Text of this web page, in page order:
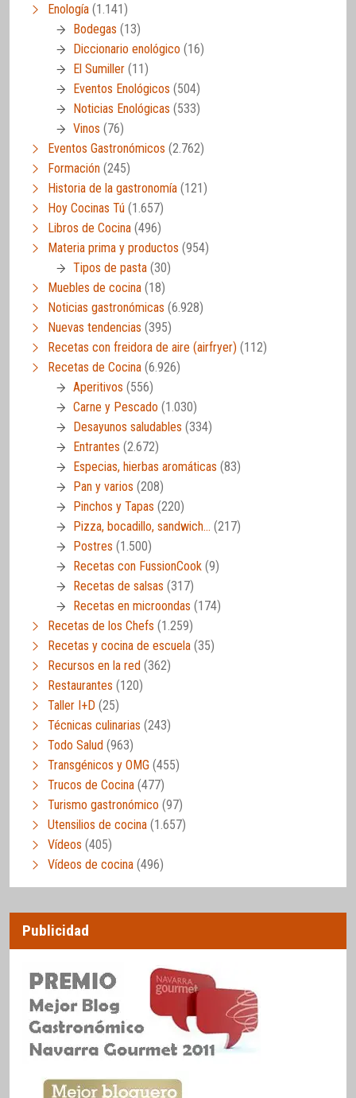
Enología (1.141)
Bodegas (13)
Diccionario enológico (16)
El Sumiller (11)
Eventos Enológicos (504)
Noticias Enológicas (533)
Vinos (76)
Eventos Gastronómicos (2.762)
Formación (245)
Historia de la gastronomía (121)
Hoy Cocinas Tú (1.657)
Libros de Cocina (496)
Materia prima y productos (954)
Tipos de pasta (30)
Muebles de cocina (18)
Noticias gastronómicas (6.928)
Nuevas tendencias (395)
Recetas con freidora de aire (airfryer) (112)
Recetas de Cocina (6.926)
Aperitivos (556)
Carne y Pescado (1.030)
Desayunos saludables (334)
Entrantes (2.672)
Especias, hierbas aromáticas (83)
Pan y varios (208)
Pinchos y Tapas (220)
Pizza, bocadillo, sandwich… (217)
Postres (1.500)
Recetas con FussionCook (9)
Recetas de salsas (317)
Recetas en microondas (174)
Recetas de los Chefs (1.259)
Recetas y cocina de escuela (35)
Recursos en la red (362)
Restaurantes (120)
Taller I+D (25)
Técnicas culinarias (243)
Todo Salud (963)
Transgénicos y OMG (455)
Trucos de Cocina (477)
Turismo gastronómico (97)
Utensilios de cocina (1.657)
Vídeos (405)
Vídeos de cocina (496)
Publicidad